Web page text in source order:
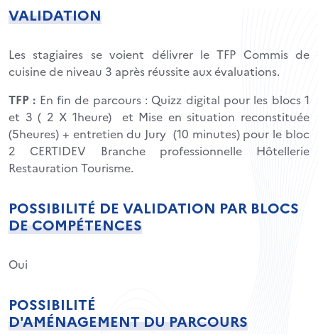
VALIDATION
Les stagiaires se voient délivrer le TFP Commis de
cuisine de niveau 3 après réussite aux évaluations.
TFP : En fin de parcours : Quizz digital pour les blocs 1
et 3 ( 2 X 1heure) et Mise en situation reconstituée
(5heures) + entretien du Jury (10 minutes) pour le bloc
2 CERTIDEV Branche professionnelle Hôtellerie
Restauration Tourisme.
POSSIBILITÉ DE VALIDATION PAR BLOCS
DE COMPÉTENCES
Oui
POSSIBILITÉ
D'AMÉNAGEMENT DU PARCOURS